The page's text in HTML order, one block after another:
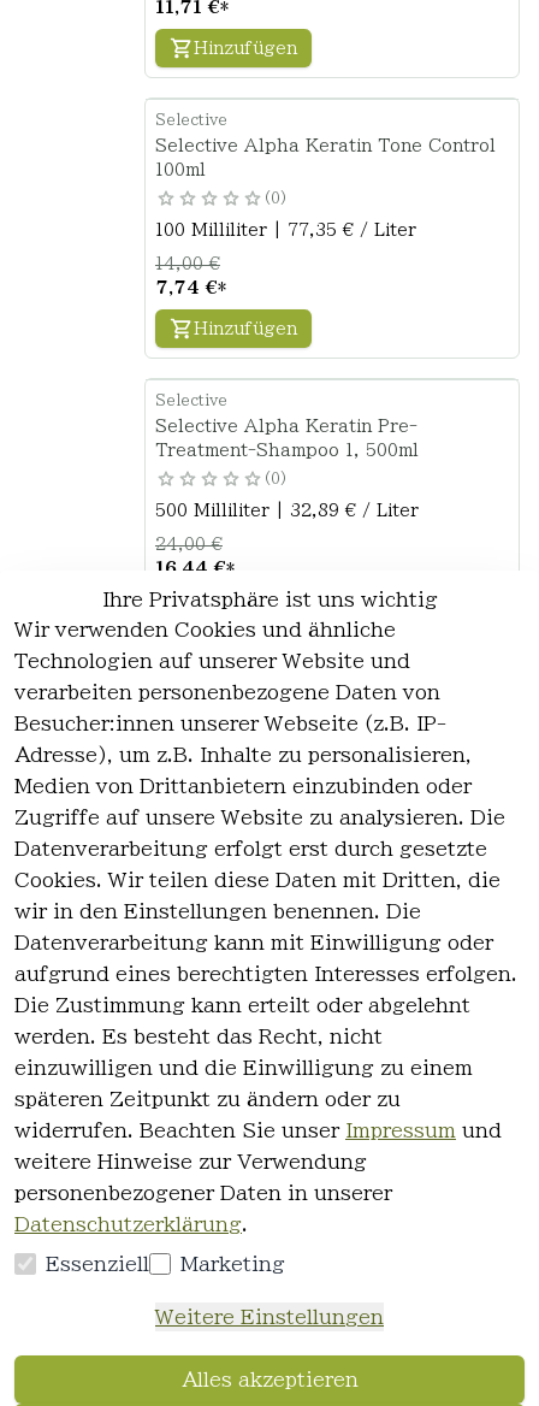
11,71 €*
Hinzufügen
Selective
Selective Alpha Keratin Tone Control
100ml
0
100 Milliliter | 77,35 € / Liter
7,74 €*
14,00 €
Hinzufügen
Selective
Selective Alpha Keratin Pre-
Treatment-Shampoo 1, 500ml
0
500 Milliliter | 32,89 € / Liter
16,44 €*
24,00 €
Hinzufügen
*inkl. ges. MwStzzgl.Versandkosten
1
Ihre Privatsphäre ist uns wichtig
Wir verwenden Cookies und ähnliche
Technologien auf unserer Website und
verarbeiten personenbezogene Daten von
Besucher:innen unserer Webseite (z.B. IP-
Adresse), um z.B. Inhalte zu personalisieren,
Medien von Drittanbietern einzubinden oder
Zugriffe auf unsere Website zu analysieren. Die
Datenverarbeitung erfolgt erst durch gesetzte
Cookies. Wir teilen diese Daten mit Dritten, die
wir in den Einstellungen benennen. Die
Datenverarbeitung kann mit Einwilligung oder
aufgrund eines berechtigten Interesses erfolgen.
Die Zustimmung kann erteilt oder abgelehnt
werden. Es besteht das Recht, nicht
einzuwilligen und die Einwilligung zu einem
späteren Zeitpunkt zu ändern oder zu
widerrufen. Beachten Sie unser Impressum und
weitere Hinweise zur Verwendung
personenbezogener Daten in unserer
Datenschutzerklärung.
Essenziell Marketing
Weitere Einstellungen
Alles akzeptieren
es
AGB
Datenschutz
Widerrufsre
cht
Kontakt
Kontakt
Registrieren
widerrufen